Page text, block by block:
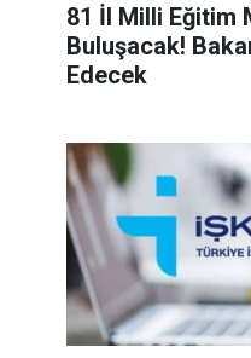
81 İl Milli Eğitim
Buluşacak!
Edecek